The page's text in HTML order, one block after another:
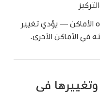
الأماكن — يؤدي تغيير
في الأماكن الأخرى.
وتغييرها في